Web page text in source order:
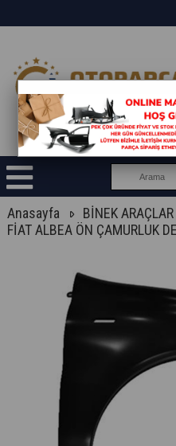
Anasayfa BİNEK ARAÇLAR
FİAT ALBEA ÖN ÇAMURLUK